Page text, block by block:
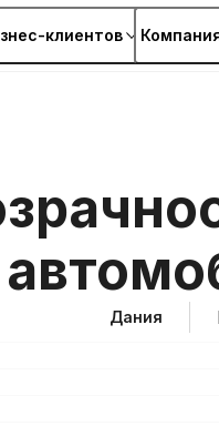
клиентов
Дания